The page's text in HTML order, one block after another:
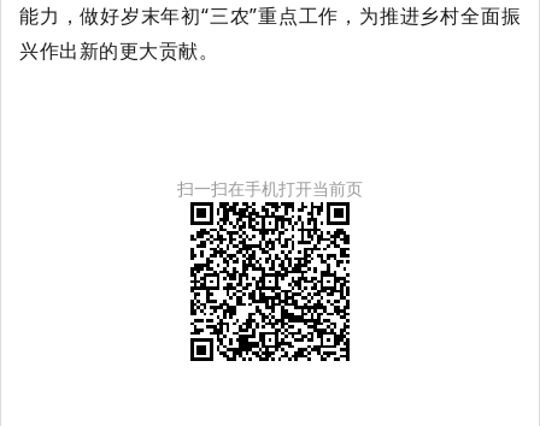
能力，做好岁末年初“三农”重点工作 ，为推进乡村全面振
兴作出新的更大贡献。
扫一扫在手机打开当前页